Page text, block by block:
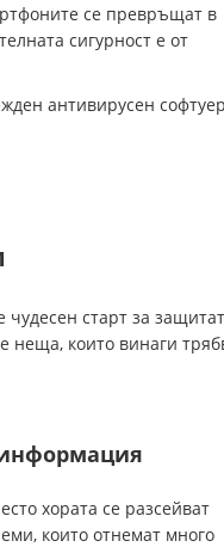
се превръщат в
сигурност е от
антивирусен
чудесен старт за
неща, които винаги
хората се разсейват
които отнемат много